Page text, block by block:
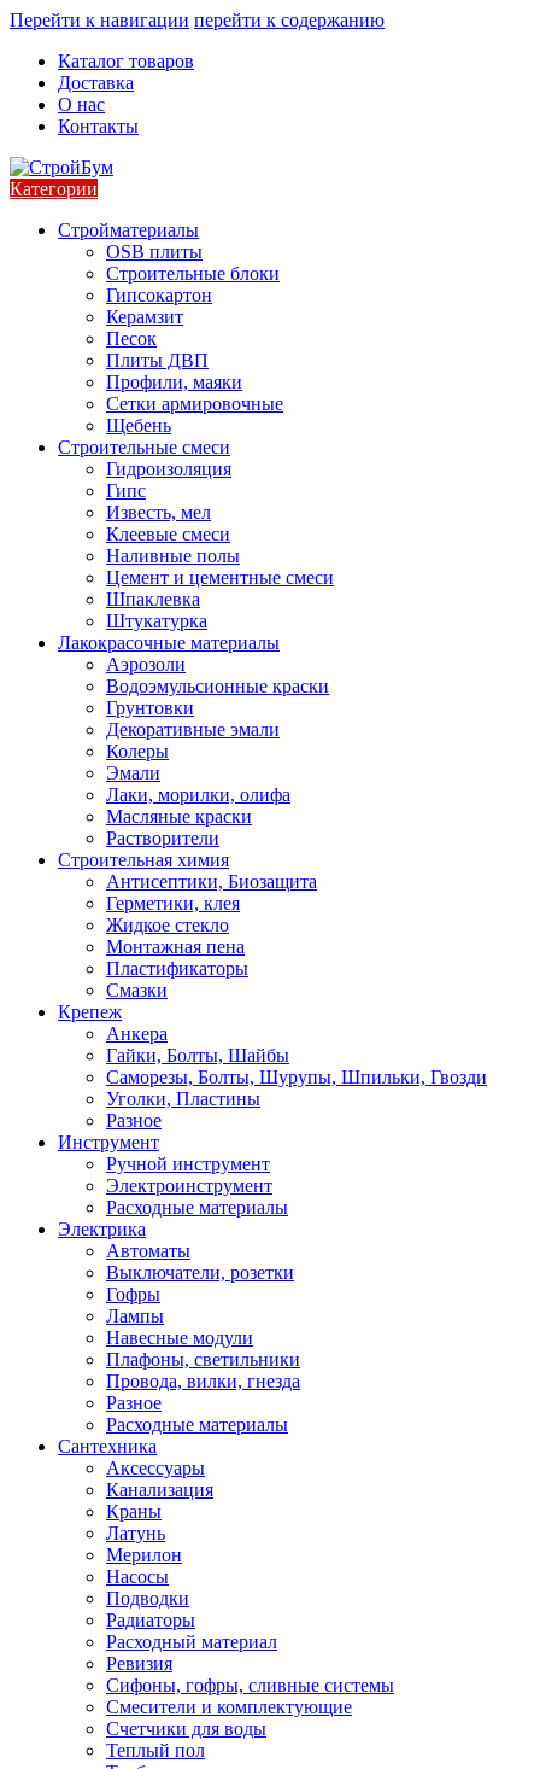
Перейти к навигации перейти к содержанию
Каталог товаров
Доставка
О нас
Контакты
Категории
Стройматериалы
OSB плиты
Строительные блоки
Гипсокартон
Керамзит
Песок
Плиты ДВП
Профили, маяки
Сетки армировочные
Щебень
Строительные смеси
Гидроизоляция
Гипс
Известь, мел
Клеевые смеси
Наливные полы
Цемент и цементные смеси
Шпаклевка
Штукатурка
Лакокрасочные материалы
Аэрозоли
Водоэмульсионные краски
Грунтовки
Декоративные эмали
Колеры
Эмали
Лаки, морилки, олифа
Масляные краски
Растворители
Строительная химия
Антисептики, Биозащита
Герметики, клея
Жидкое стекло
Монтажная пена
Пластификаторы
Смазки
Крепеж
Анкера
Гайки, Болты, Шайбы
Саморезы, Болты, Шурупы, Шпильки, Гвозди
Уголки, Пластины
Разное
Инструмент
Ручной инструмент
Электроинструмент
Расходные материалы
Электрика
Автоматы
Выключатели, розетки
Гофры
Лампы
Навесные модули
Плафоны, светильники
Провода, вилки, гнезда
Разное
Расходные материалы
Сантехника
Аксессуары
Канализация
Краны
Латунь
Мерилон
Насосы
Подводки
Радиаторы
Расходный материал
Ревизия
Сифоны, гофры, сливные системы
Смесители и комплектующие
Счетчики для воды
Теплый пол